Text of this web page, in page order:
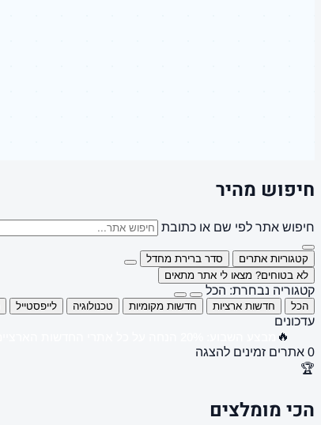
חיפוש מהיר
חיפוש אתר לפי שם או כתובת
קטגוריות אתרים
סדר ברירת מחדל
לא בטוחים? מצאו לי אתר מתאים
קטגוריה נבחרת: הכל
הכל חדשות ארציות חדשות מקומיות טכנולוגיה לייפסטייל
עדכונים
🔥
0 אתרים זמינים להצגה
🏆
הכי מומלצים